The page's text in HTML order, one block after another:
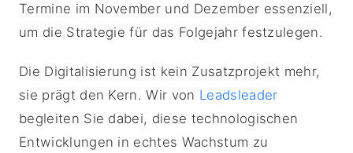
Termine im November und Dezember essenziell,
um die Strategie für das Folgejahr festzulegen.
Die Digitalisierung ist kein Zusatzprojekt mehr,
sie prägt den Kern. Wir von Leadsleader
begleiten Sie dabei, diese technologischen
Entwicklungen in echtes Wachstum zu